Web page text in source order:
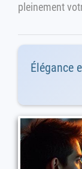
pleinement
Élégance